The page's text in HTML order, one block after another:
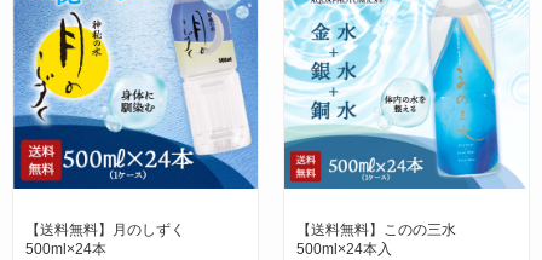
【送料無料】月のしずく
500ml×24本
【送料無料】このの三水
500ml×24本入